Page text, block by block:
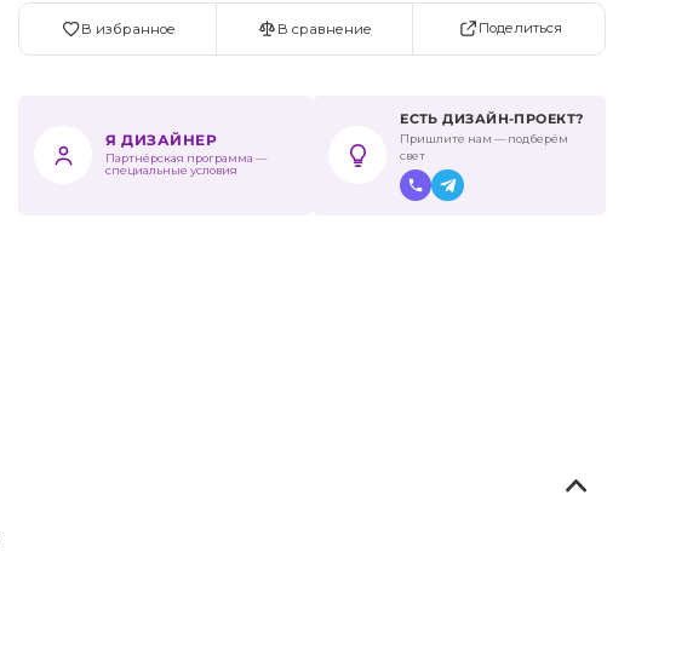
В избранное В сравнение Поделиться
Я ДИЗАЙНЕР
Партнёрская программа —
специальные условия
ЕСТЬ ДИЗАЙН-ПРОЕКТ?
Пришлите нам — подберём
свет